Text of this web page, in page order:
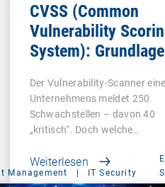
CVSS (Common
Vulnerability
System):
Der Vulnerability-Scanner
Unternehmens meldet 250
Schwachstellen – davon 40
„kritisch“. Doch welche…
Weiterlesen
Management | IT Security